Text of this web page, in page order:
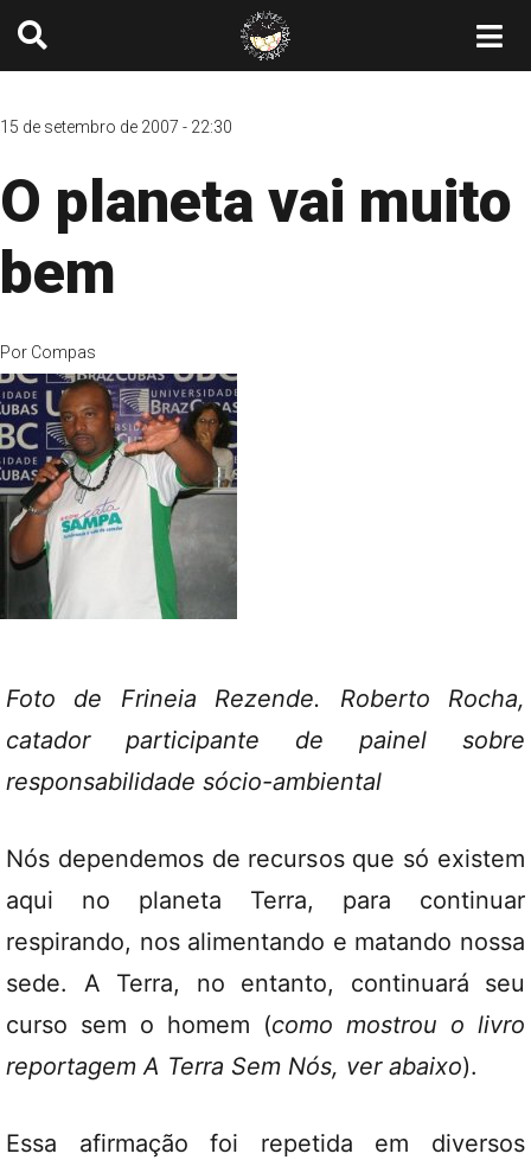
15 de setembro de 2007 - 22:30
O planeta vai muito
bem
Por Compas
Foto de Frineia Rezende. Roberto Rocha,
catador participante de painel sobre
responsabilidade sócio-ambiental
Nós dependemos de recursos que só existem
aqui no planeta Terra, para continuar
respirando, nos alimentando e matando nossa
sede. A Terra, no entanto, continuará seu
curso sem o homem (como mostrou o livro
reportagem A Terra Sem Nós, ver abaixo).
Essa afirmação foi repetida em diversos